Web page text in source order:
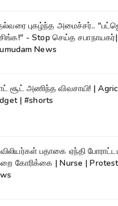
புகழ்ந்த அமைச்சர்..
- Stop செய்த
News
சூட் அணிந்த விவசாயி! |
| #shorts
பதாகை ஏந்தி
கோரிக்கை | Nurse | Protest